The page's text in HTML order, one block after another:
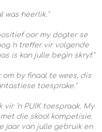
was heerlik."
oor my dogter se
'n treffer vir volgende
is kan julle begin skryf."
om by finaal te wees, dis
toesprake."
‘n PUIK toespraak. My
die skool kompetisie.
jaar van julle gebruik en